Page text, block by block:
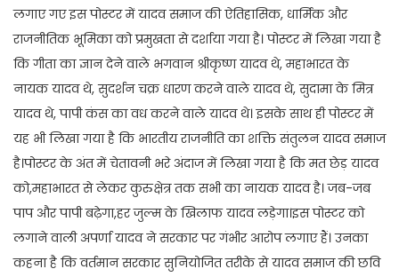
लगाए गए इस पोस्टर में यादव समाज की ऐतिहासिक, धार्मिक और
राजनीतिक भूमिका को प्रमुखता से दर्शाया गया है। पोस्टर में लिखा गया है
कि गीता का ज्ञान देने वाले भगवान श्रीकृष्ण यादव थे, महाभारत के
नायक यादव थे, सुदर्शन चक्र धारण करने वाले यादव थे, सुदामा के मित्र
यादव थे, पापी कंस का वध करने वाले यादव थे। इसके साथ ही पोस्टर में
यह भी लिखा गया है कि भारतीय राजनीति का शक्ति संतुलन यादव समाज
है।पोस्टर के अंत में चेतावनी भरे अंदाज में लिखा गया है कि मत छेड़ यादव
को,महाभारत से लेकर कुरुक्षेत्र तक सभी का नायक यादव है। जब-जब
पाप और पापी बढ़ेगा,हर जुल्म के खिलाफ यादव लड़ेगा।इस पोस्टर को
लगाने वाली अपर्णा यादव ने सरकार पर गंभीर आरोप लगाए हैं। उनका
कहना है कि वर्तमान सरकार सुनियोजित तरीके से यादव समाज की छवि